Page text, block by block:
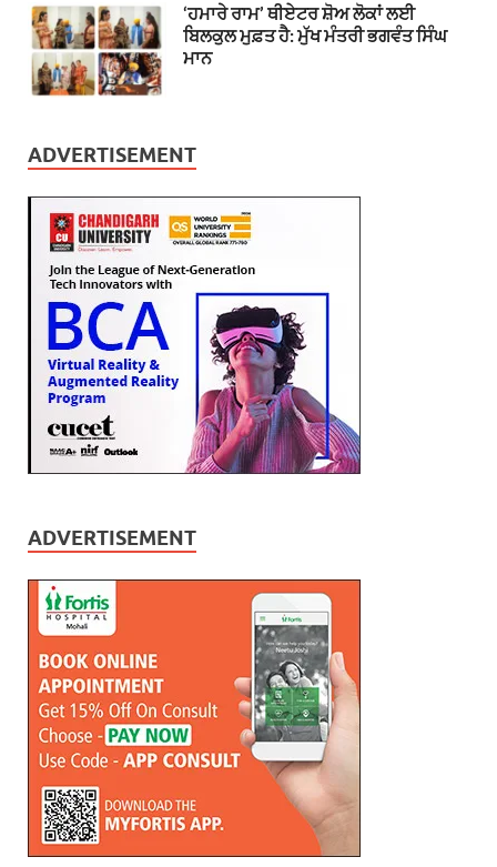
‘ਹਮਾਰੇ ਰਾਮ’ ਥੀਏਟਰ ਸ਼ੋਅ ਲੋਕਾਂ ਲਈ
ਬਿਲਕੁਲ ਮੁਫ਼ਤ ਹੈ: ਮੁੱਖ ਮੰਤਰੀ ਭਗਵੰਤ ਸਿੰਘ
ਮਾਨ
ADVERTISEMENT
ADVERTISEMENT